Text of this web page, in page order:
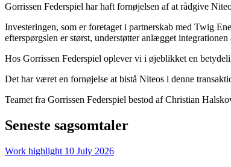
Gorrissen Federspiel har haft fornøjelsen af at rådgive
Investeringen, som er foretaget i partnerskab med Twig
efterspørgslen er størst, understøtter anlægget
Hos Gorrissen Federspiel oplever vi i øjeblikket en
Det har været en fornøjelse at bistå Niteos i denne
Teamet fra Gorrissen Federspiel bestod af Christian
Seneste sagsomtaler
Work highlight 10 July 2026